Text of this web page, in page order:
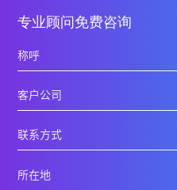
专业顾问免费咨询